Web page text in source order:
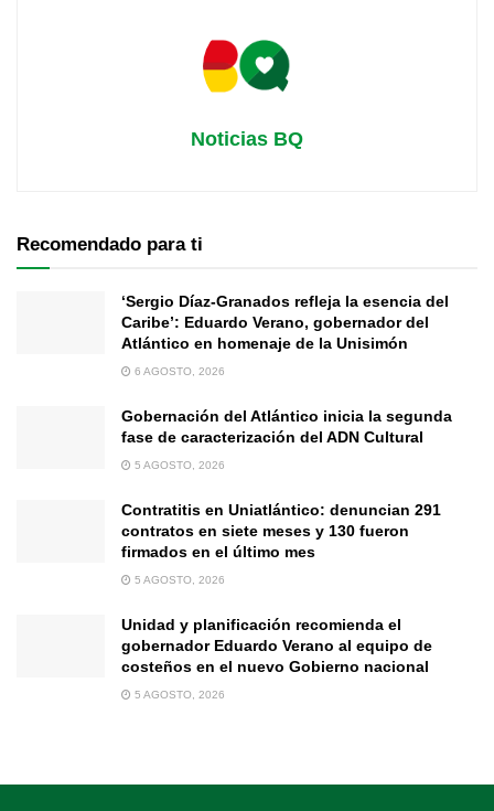
Noticias BQ
Recomendado para ti
‘Sergio Díaz-Granados refleja la esencia del
Caribe’: Eduardo Verano, gobernador del
Atlántico en homenaje de la Unisimón
6 AGOSTO, 2026
Gobernación del Atlántico inicia la segunda
fase de caracterización del ADN Cultural
5 AGOSTO, 2026
Contratitis en Uniatlántico: denuncian 291
contratos en siete meses y 130 fueron
firmados en el último mes
5 AGOSTO, 2026
Unidad y planificación recomienda el
gobernador Eduardo Verano al equipo de
costeños en el nuevo Gobierno nacional
5 AGOSTO, 2026